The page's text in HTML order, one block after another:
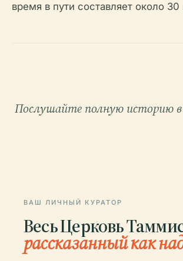
время в пути составляет около 30
Послушайте полную историю
ВАШ ЛИЧНЫЙ КУРАТОР
Весь Церковь
рассказанный как